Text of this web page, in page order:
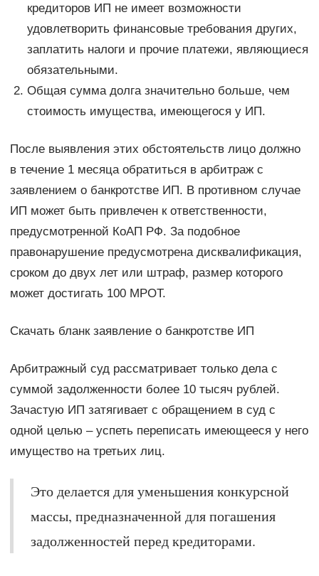
кредиторов ИП не имеет возможности
удовлетворить финансовые требования других,
заплатить налоги и прочие платежи, являющиеся
обязательными.
Общая сумма долга значительно больше, чем
стоимость имущества, имеющегося у ИП.
После выявления этих обстоятельств лицо должно
в течение 1 месяца обратиться в арбитраж с
заявлением о банкротстве ИП. В противном случае
ИП может быть привлечен к ответственности,
предусмотренной КоАП РФ. За подобное
правонарушение предусмотрена дисквалификация,
сроком до двух лет или штраф, размер которого
может достигать 100 МРОТ.
Скачать бланк заявление о банкротстве ИП
Арбитражный суд рассматривает только дела с
суммой задолженности более 10 тысяч рублей.
Зачастую ИП затягивает с обращением в суд с
одной целью – успеть переписать имеющееся у него
имущество на третьих лиц.
Это делается для уменьшения конкурсной
массы, предназначенной для погашения
задолженностей перед кредиторами.